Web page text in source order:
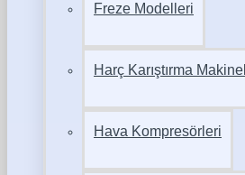
Freze Modelleri
Harç Karıştırma
Hava Kompresörleri